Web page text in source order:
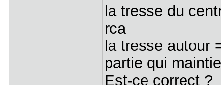
la tresse du
rca
la tresse autour
partie qui
Est-ce correct ?